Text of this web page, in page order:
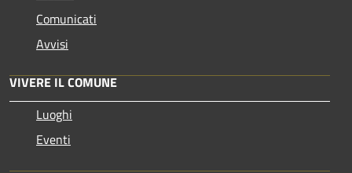
Comunicati
Avvisi
VIVERE IL COMUNE
Luoghi
Eventi